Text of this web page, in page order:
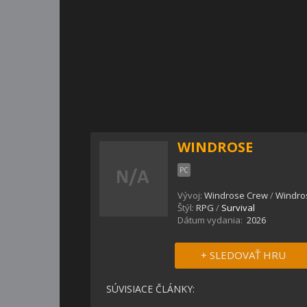
WINDROSE
PC
Vývoj: Windrose Crew/
Štýl: RPG / Survival
Dátum vydania: 2026
+ SLEDOVAŤ HRU
SÚVISIACE ČLÁNKY: